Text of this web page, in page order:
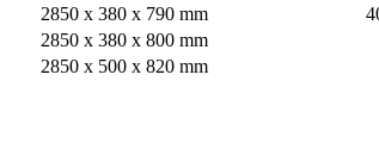
2850 x 380 x 790 mm
2850 x 380 x 800 mm
2850 x 500 x 820 mm